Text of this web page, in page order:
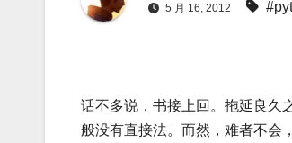
5 月 16, 2012
话不多说，书接上回。拖延良久
般没有直接法。而然，难者不会